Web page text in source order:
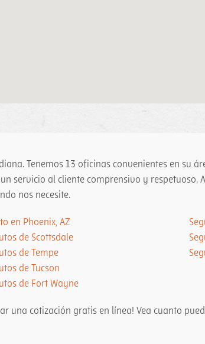
Tenemos 13 oficinas convenientes en su
servicio al cliente comprensivo y respetuoso.
nos necesite.
en Phoenix, AZ
de Scottsdale
de Tempe
de Tucson
de Fort Wayne
una cotización gratis en línea! Vea cuanto